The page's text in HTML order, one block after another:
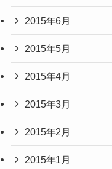
2015年6月
2015年5月
2015年4月
2015年3月
2015年2月
2015年1月